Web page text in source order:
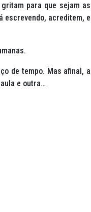
para que sejam as
escrevendo, acreditem, e
de tempo. Mas afinal, a
e outra…